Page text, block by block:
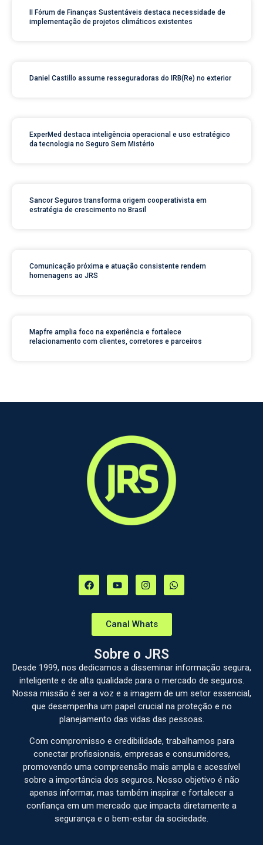
II Fórum de Finanças Sustentáveis destaca necessidade de
implementação de projetos climáticos existentes
Daniel Castillo assume resseguradoras do IRB(Re) no exterior
ExperMed destaca inteligência operacional e uso estratégico
da tecnologia no Seguro Sem Mistério
Sancor Seguros transforma origem cooperativista em
estratégia de crescimento no Brasil
Comunicação próxima e atuação consistente rendem
homenagens ao JRS
Mapfre amplia foco na experiência e fortalece
relacionamento com clientes, corretores e parceiros
Canal Whats
Sobre o JRS
Desde 1999, nos dedicamos a disseminar informação segura,
inteligente e de alta qualidade para o mercado de seguros.
Nossa missão é ser a voz e a imagem de um setor essencial,
que desempenha um papel crucial na proteção e no
planejamento das vidas das pessoas.
Com compromisso e credibilidade, trabalhamos para
conectar profissionais, empresas e consumidores,
promovendo uma compreensão mais ampla e acessível
sobre a importância dos seguros. Nosso objetivo é não
apenas informar, mas também inspirar e fortalecer a
confiança em um mercado que impacta diretamente a
segurança e o bem-estar da sociedade.